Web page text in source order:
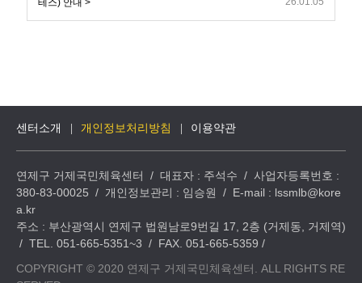
테스) 안내 >
센터소개 개인정보처리방침 이용약관
연제구 거제국민체육센터 / 대표자 : 주석수 / 사업자등록번호 :
380-83-00025 / 개인정보관리 : 임승원 / E-mail : lssmlb@kore
a.kr
주소 : 부산광역시 연제구 법원남로9번길 17, 2층 (거제동, 거제역)
/ TEL. 051-665-5351~3 / FAX. 051-665-5359 /
COPYRIGHT © 2020 연제구 거제국민체육센터. ALL RIGHTS RE